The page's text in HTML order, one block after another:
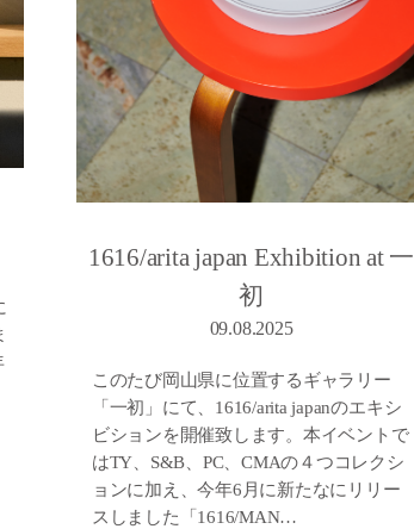
1616/arita japan Exhibition at 一
初
09.08.2025
このたび岡山県に位置するギャラリー
「一初」にて、1616/arita japanのエキシ
ビションを開催致します。本イベントで
はTY、S&B、PC、CMAの４つコレクシ
ョンに加え、今年6月に新たなにリリー
スしました「1616/MAN…